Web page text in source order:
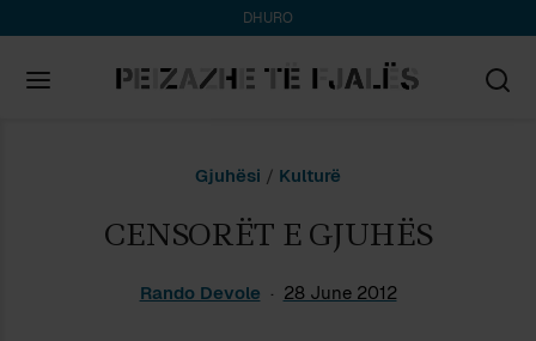
DHURO
Gjuhësi / Kulturë
CENSORËT E GJUHËS
Rando Devole 28 June 2012